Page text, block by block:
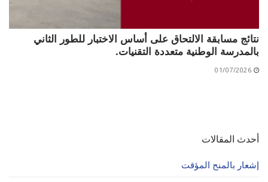
نتائج مسابقة الالتحاق على أساس الاختبار للطور الثاني
بالمدرسة الوطنية متعددة التقنيات.
01/07/2026
أحدث المقالات
إشعار بالمنح المؤقت